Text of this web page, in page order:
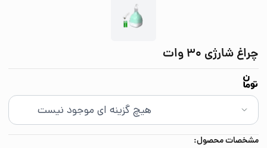
چراغ شارژی 30 وات
مشخصات محصول: